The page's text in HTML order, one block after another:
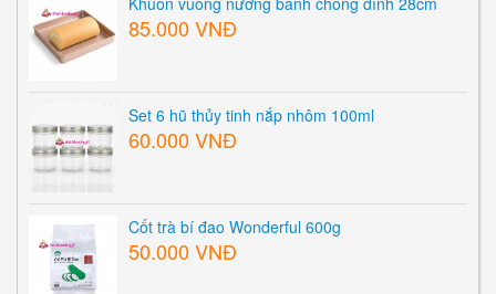
85.000 VNĐ
Set 6 hũ thủy tinh nắp nhôm 100ml
60.000 VNĐ
Cốt trà bí đao Wonderful 600g
50.000 VNĐ